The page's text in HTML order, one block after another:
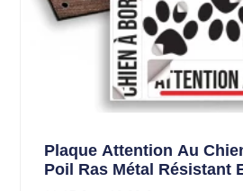
Plaque Attention Au
Poil Ras Métal Résistant